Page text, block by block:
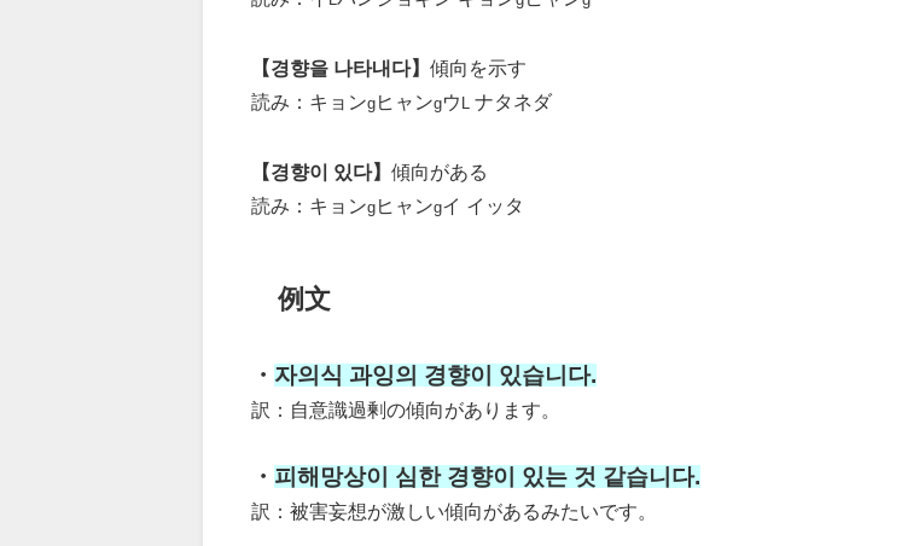
【경향을 나타내다】 傾向を示す
読み：キョンg ヒャンgウ ナタネダ
【경향이 있다】 傾向がある
読み：キョンg ヒャンgイ イッタ
例文
・ 자의식 과잉의 경향이 있습니다.
訳：自意識過剰の傾向があります。
・ 피해망상이 심한 경향이 있는 것 같습니다.
訳：被害妄想が激しい傾向があるみたいです。